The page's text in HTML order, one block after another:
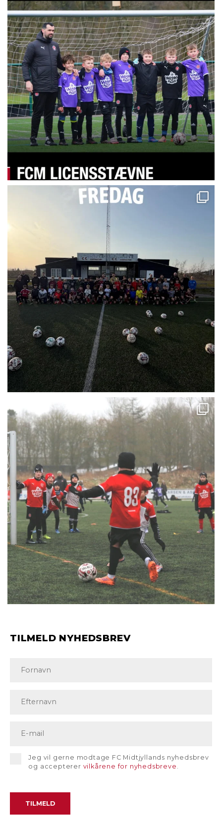
TILMELD NYHEDSBREV
Jeg vil gerne modtage FC Midtjyllands nyhedsbrev
og accepterer vilkårene for nyhedsbreve .